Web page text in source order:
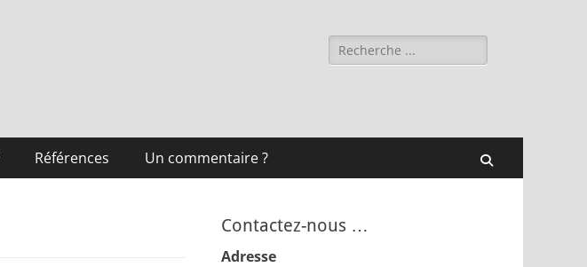
Rechercher :
Références Un commentaire ?
Contactez-nous …
Adresse